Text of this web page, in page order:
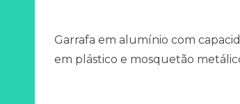
Garrafa em alumínio com
em plástico e mosquetão